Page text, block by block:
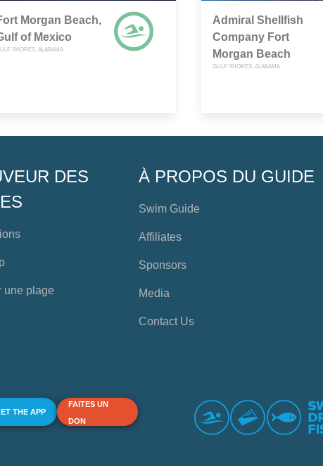
Morgan Beach,
of Mexico
SHORES, ALABAMA
Admiral Shellfish
Company Fort
Morgan Beach
GULF SHORES, ALABAMA
DES
une plage
À PROPOS DU GUIDE
Swim Guide
Affiliates
Sponsors
Media
Contact Us
THE APP
FAITES UN
DON